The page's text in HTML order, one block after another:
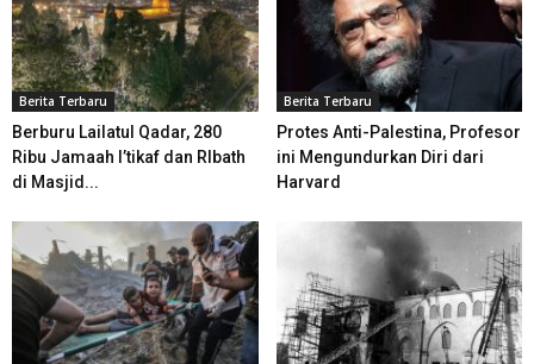
Berita Terbaru
Berburu Lailatul Qadar, 280
Ribu Jamaah I’tikaf dan RIbath
di Masjid...
Berita Terbaru
Protes Anti-Palestina, Profesor
ini Mengundurkan Diri dari
Harvard